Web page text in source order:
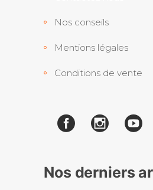
Nos conseils
Mentions légales
Conditions de vente
Nos derniers